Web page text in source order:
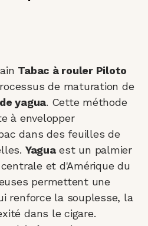
Tabac à rouler Piloto
de maturation de
yagua. Cette méthode
à envelopper
dans des feuilles de
Yaguaest un palmier
et d'Amérique du
permettent une
renforce la souplesse, la
dans le cigare.